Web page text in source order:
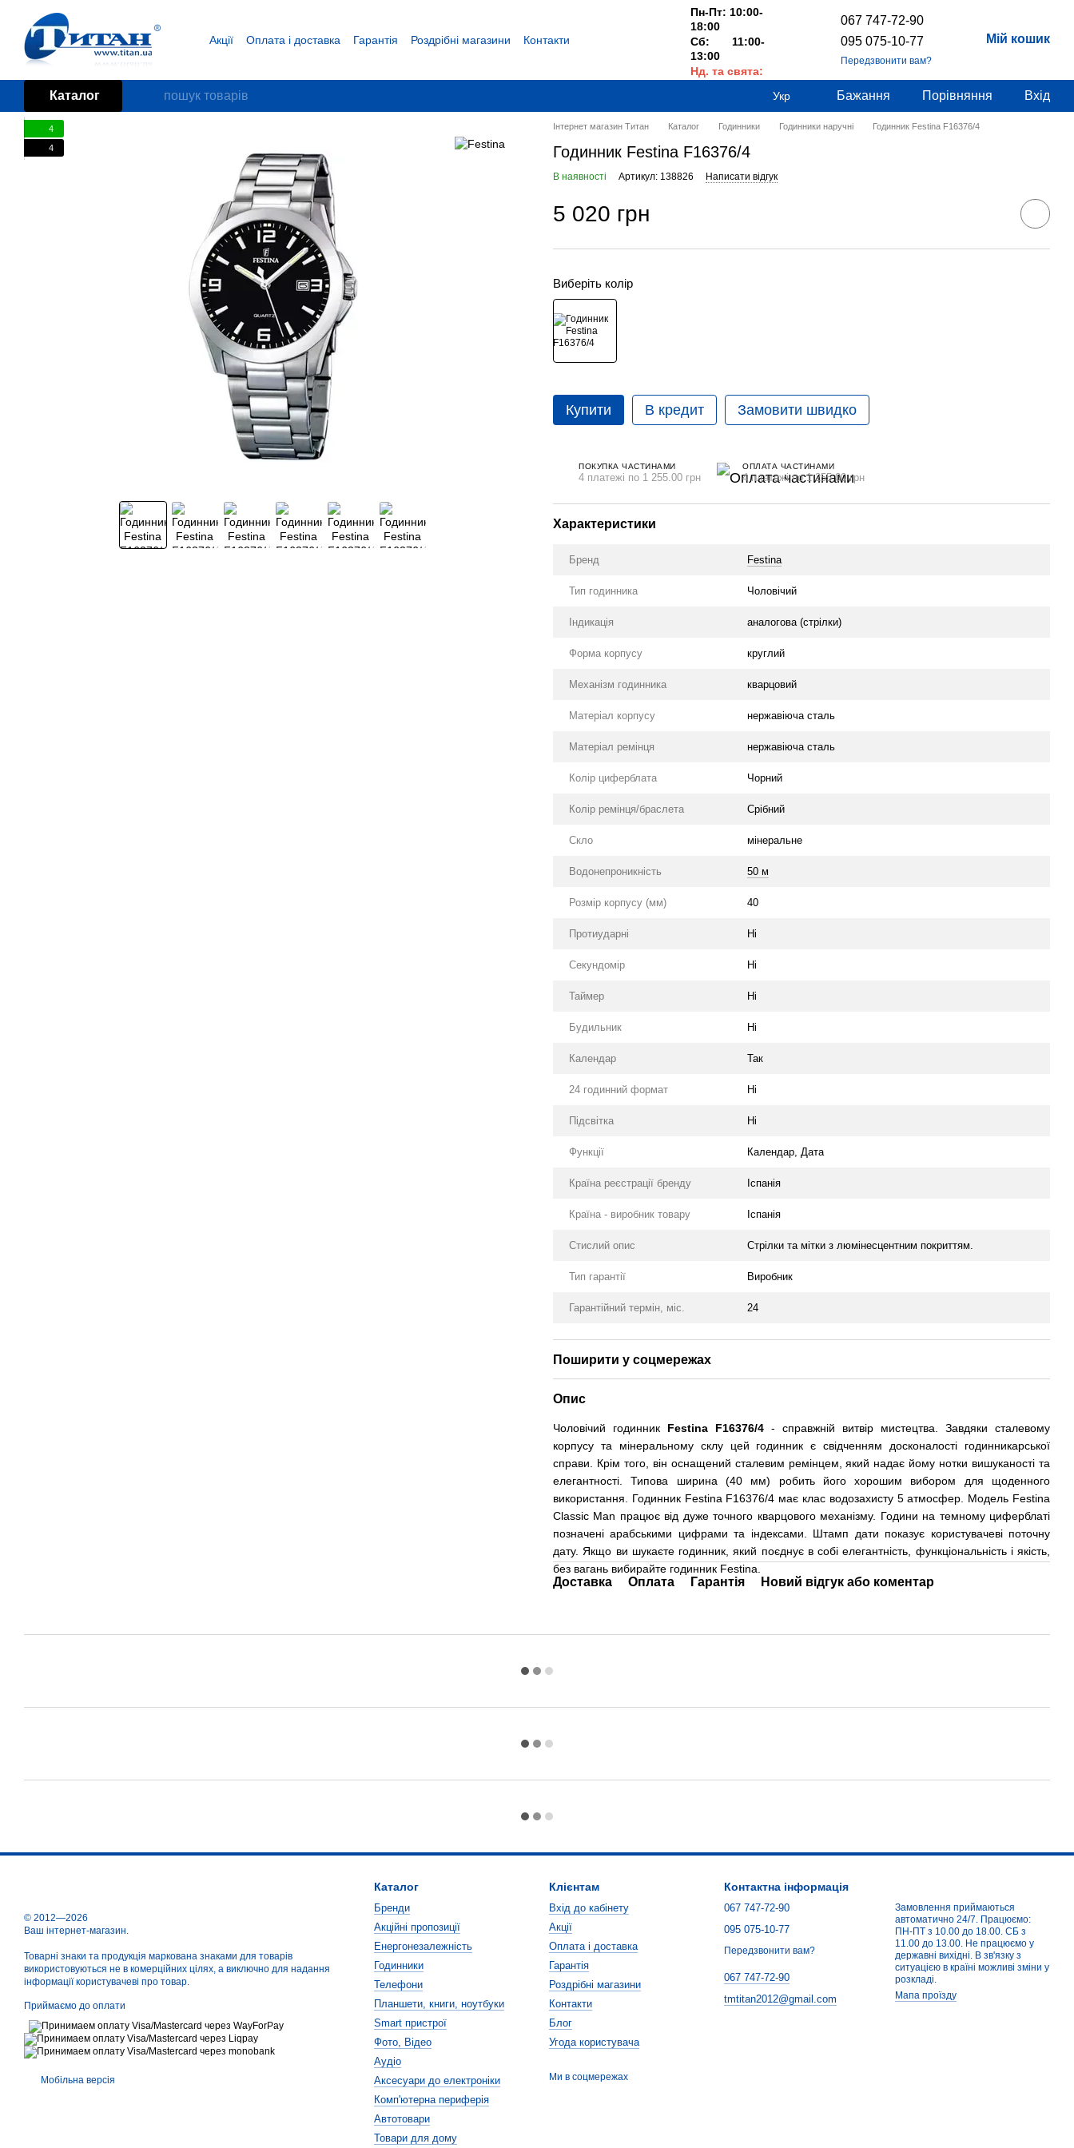
Перейти до основного контенту
Акції Оплата і доставка Гарантія Роздрібні магазини
Контакти
Пн-Пт: 10:00-
18:00
Сб: 11:00-
13:00
Нд. та свята:
067 747-72-90
095 075-10-77
Передзвонити вам?
Мій кошик
Каталог Укр Бажання Порівняння Вхід
4
4
Інтернет магазин Титан Каталог Годинники Годинники наручні Годинник Festina F16376/4
Годинник Festina F16376/4
В наявності Артикул: 138826 Написати відгук
5 020 грн
Виберіть колір
Купити В кредит Замовити швидко
ПОКУПКА ЧАСТИНАМИ
4 платежі по 1 255.00 грн
ОПЛАТА ЧАСТИНАМИ
4 платежі по 1 255.00 грн
Характеристики
Бренд Festina
Тип годинника Чоловічий
Індикація аналогова (стрілки)
Форма корпусу круглий
Механізм годинника кварцовий
Матеріал корпусу нержавіюча сталь
Матеріал ремінця нержавіюча сталь
Колір циферблата Чорний
Колір ремінця/браслета Срібний
Скло мінеральне
Водонепроникність 50 м
Розмір корпусу (мм) 40
Протиударні Ні
Секундомір Ні
Таймер Ні
Будильник Ні
Календар Так
24 годинний формат Ні
Підсвітка Ні
Функції Календар, Дата
Країна реєстрації бренду Іспанія
Країна - виробник товару Іспанія
Стислий опис Стрілки та мітки з люмінесцентним покриттям.
Тип гарантії Виробник
Гарантійний термін, міс. 24
Поширити у соцмережах
Опис
Чоловічий годинник Festina F16376/4 - справжній витвір мистецтва.
Завдяки сталевому
корпусу та мінеральному склу цей годинник є свідченням досконалості годинникарської
справи.
Крім того, він оснащений сталевим ремінцем, який надає йому нотки вишуканості та
елегантності. Типова ширина (40 мм) робить його хорошим вибором для щоденного
використання.
Годинник Festina F16376/4 має клас водозахисту 5 атмосфер. Модель Festina
Classic Man працює від дуже точного кварцового механізму. Години на темному циферблаті
позначені арабськими цифрами та індексами.
Штамп дати показує користувачеві поточну
дату. Якщо ви шукаєте годинник, який поєднує в собі елегантність, функціональність і якість,
без вагань вибирайте годинник Festina.
Доставка Оплата Гарантія Новий відгук або коментар
© 2012—2026
Ваш інтернет-магазин.
Товарні знаки та продукція маркована знаками для товарів
використовуються не в комерційних цілях, а виключно для надання
інформації користувачеві про товар.
Приймаємо до оплати
Мобільна версія
Каталог
Бренди
Акційні пропозиції
Енергонезалежність
Годинники
Телефони
Планшети, книги, ноутбуки
Smart пристрої
Фото, Відео
Аудіо
Аксесуари до електроніки
Комп'ютерна периферія
Автотовари
Товари для дому
Клієнтам
Вхід до кабінету
Акції
Оплата і доставка
Гарантія
Роздрібні магазини
Контакти
Блог
Угода користувача
Ми в соцмережах
Контактна інформація
067 747-72-90
095 075-10-77
Передзвонити вам?
067 747-72-90
tmtitan2012@gmail.com
Замовлення приймаються
автоматично 24/7. Працюємо:
ПН-ПТ з 10.00 до 18.00. СБ з
11.00 до 13.00. Не працюємо у
державні вихідні. В зв'язку з
ситуацією в країні можливі зміни у
розкладі.
Мапа проїзду